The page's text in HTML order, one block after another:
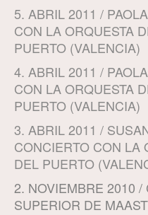
5. ABRIL 2011 /
CON LA ORQUESTA
PUERTO (VALENCIA)
4. ABRIL 2011 /
CON LA ORQUESTA
PUERTO (VALENCIA)
3. ABRIL 2011 /
CONCIERTO CON LA
DEL PUERTO
2. NOVIEMBRE 2010 /
SUPERIOR DE